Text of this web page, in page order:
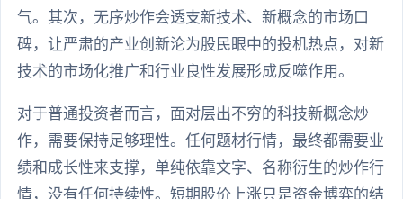
气。其次，无序炒作会透支新技术、新概念的市场口
碑，让严肃的产业创新沦为股民眼中的投机热点，对新
技术的市场化推广和行业良性发展形成反噬作用。
对于普通投资者而言，面对层出不穷的科技新概念炒
作，需要保持足够理性。任何题材行情，最终都需要业
绩和成长性来支撑，单纯依靠文字、名称衍生的炒作行
情，没有任何持续性。短期股价上涨只是资金博弈的结